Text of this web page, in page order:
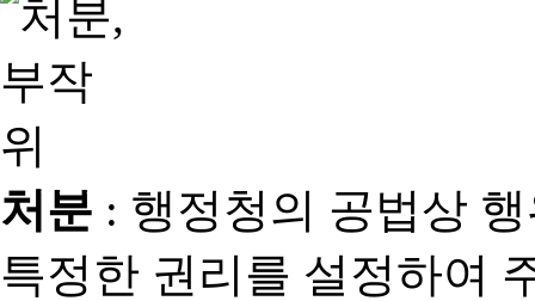
처분 : 행정청의 공법상
특정한 권리를 설정하여